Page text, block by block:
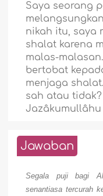
Saya seorang
nikah itu, saya
shalat karena
malas-
bertobat
menjaga
sah atau
Jazâkumullâhu
Jawaban
Segala puji bagi
senantiasa tercurah